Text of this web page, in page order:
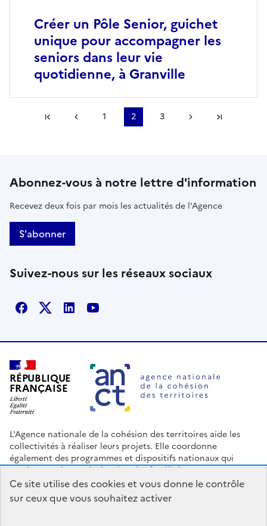
Ce site utilise des cookies et vous donne le contrôle
sur ceux que vous souhaitez activer
Créer un Pôle Senior, guichet
unique pour accompagner les
seniors dans leur vie
quotidienne, à Granville
Première pagePage précédente
1 2 3 Page suivante
Abonnez-vous à notre lettre d'information
Recevez deux fois par mois les actualités de l'Agence
S'abonner
Suivez-nous sur les réseaux sociaux
Facebook
X LinkedinYoutube
RÉPUBLIQUE
FRANÇAISE
L'Agence nationale de la cohésion des territoires aide les
collectivités à réaliser leurs projets. Elle coordonne
également des programmes et dispositifs nationaux qui
soutiennent les territoires les plus fragilisés.
Espace Presse Logo ANCT